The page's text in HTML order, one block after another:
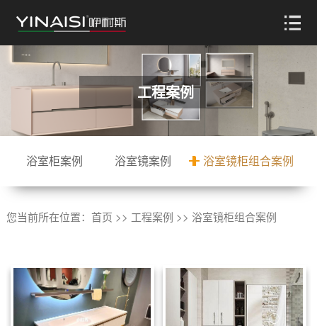
工程案例
浴室柜案例 浴室镜案例 浴室镜柜组合案例
您当前所在位置： 首页 >> 工程案例 >> 浴室镜柜组合案例